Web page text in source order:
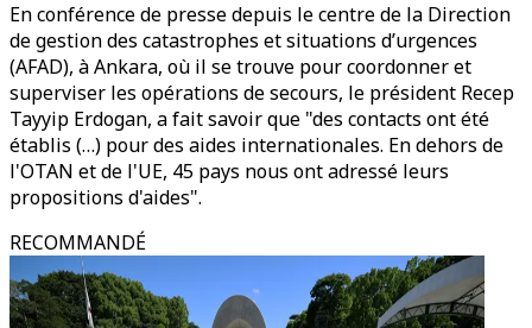
En conférence de presse depuis le centre de la Direction
de gestion des catastrophes et situations d’urgences
(AFAD), à Ankara, où il se trouve pour coordonner et
superviser les opérations de secours, le président Recep
Tayyip Erdogan, a fait savoir que "des contacts ont été
établis (…) pour des aides internationales. En dehors de
l'OTAN et de l'UE, 45 pays nous ont adressé leurs
propositions d'aides".
RECOMMANDÉ